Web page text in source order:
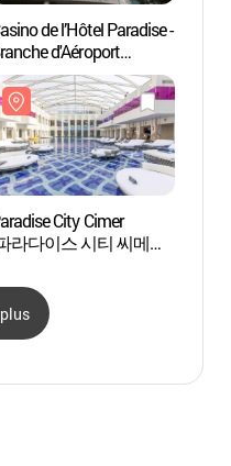
de l’Hôtel Paradise -
d'Aéroport
d'Incheon (파라다이스
지노 인천공항점)
City Cimer
라다이스 시티 씨메르